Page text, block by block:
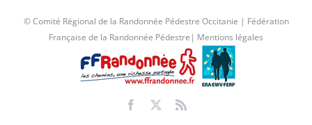
© Comité Régional de la Randonnée Pédestre Occitanie | Fédération
Française de la Randonnée Pédestre | Mentions légales
Facebook